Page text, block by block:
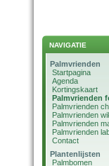
NAVIGATIE
Palmvrienden
Startpagina
Agenda
Kortingskaart
Palmvrienden
Palmvrienden
Palmvrienden
Palmvrienden
Palmvrienden
Contact
Plantenlijsten
Palmbomen